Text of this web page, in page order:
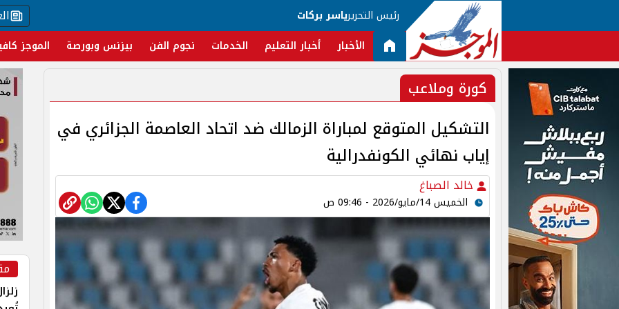
رئيس التحريرياسر بركات
الأخبار أخبار التعليم الخدمات نجوم الفن بيزنس وبورصة الموجز
كورة وملاعب
التشكيل المتوقع لمباراة الزمالك ضد اتحاد العاصمة الجزائري في
إياب نهائي الكونفدرالية
خالد الصباغ
الخميس 14/مايو/2026 - 09:46 ص